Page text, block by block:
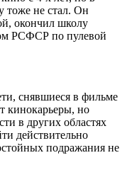
тоже не стал. Он
окончил школу
РСФСР по пулевой
снявшиеся в фильме
кинокарьеры, но
в других областях
действительно
подражания не